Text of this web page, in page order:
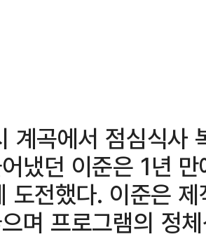
계곡에서 점심식사
냈던 이준은 1년
도전했다. 이준은
며 프로그램의 정